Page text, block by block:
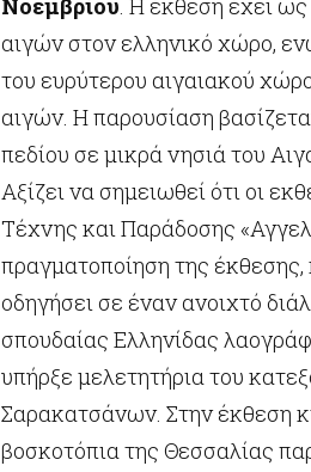
Νοεμβρίου. Η έκθεση έχει ως
αιγών στον ελληνικό χώρο,
του ευρύτερου αιγαιακού
αιγών. Η παρουσίαση
πεδίου σε μικρά νησιά του
Αξίζει να σημειωθεί ότι οι
Τέχνης και Παράδοσης
πραγματοποίηση της
οδηγήσει σε έναν ανοιχτό
σπουδαίας Ελληνίδας
υπήρξε μελετητήρια του
Σαρακατσάνων. Στην έκθεση
βοσκοτόπια της Θεσσαλίας